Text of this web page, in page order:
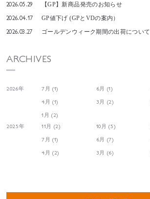
2026.05.29 【GP】新商品発売のお知らせ
2026.04.17 GP値下げ (GPとVDの案内）
2026.03.27 ゴールデンウィーク期間の出荷について
ARCHIVES
2026年 7月 (1) 6月 (1)
4月 (1)
3月 (2)
1月 (2)
2025年
11月 (2) 10月 (5)
7月 (1)
6月 (7)
4月 (2)
3月 (6)